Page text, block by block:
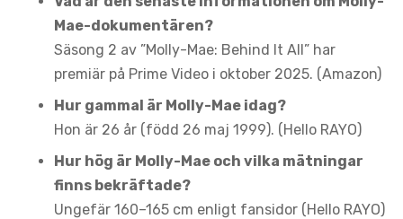
Mae-dokumentären?
Säsong 2 av ”Molly-Mae: Behind It All” har
premiär på Prime Video i oktober 2025. (Amazon)
Hur gammal är Molly-Mae idag?
Hon är 26 år (född 26 maj 1999). (Hello RAYO)
Hur hög är Molly-Mae och vilka mätningar
finns bekräftade?
Ungefär 160–165 cm enligt fansidor (Hello RAYO)